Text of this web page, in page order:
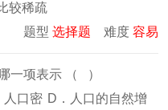
较稀疏
题型 选择题 难度 容易
一项表示 （ ）
人口密 D．人口的自然增